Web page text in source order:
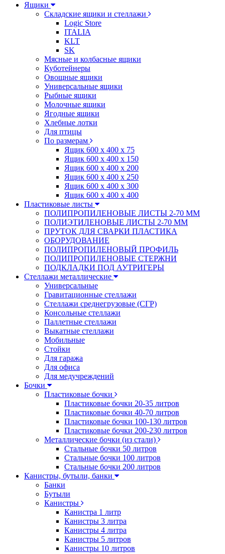
Ящики
Складские ящики и стеллажи
Logic Store
ITALIA
KLT
SK
Мясные и колбасные ящики
Куботейнеры
Овощные ящики
Универсальные ящики
Рыбные ящики
Молочные ящики
Ягодные ящики
Хлебные лотки
Для птицы
По размерам
Ящик 600 х 400 х 75
Ящик 600 х 400 х 150
Ящик 600 х 400 х 200
Ящик 600 х 400 х 250
Ящик 600 х 400 х 300
Ящик 600 х 400 х 400
Пластиковые листы
ПОЛИПРОПИЛЕНОВЫЕ ЛИСТЫ 2-70 ММ
ПОЛИЭТИЛЕНОВЫЕ ЛИСТЫ 2-70 ММ
ПРУТОК ДЛЯ СВАРКИ ПЛАСТИКА
ОБОРУДОВАНИЕ
ПОЛИПРОПИЛЕНОВЫЙ ПРОФИЛЬ
ПОЛИПРОПИЛЕНОВЫЕ СТЕРЖНИ
ПОДКЛАДКИ ПОД АУТРИГЕРЫ
Стеллажи металлические
Универсальные
Гравитационные стеллажи
Стеллажи среднегрузовые (СГР)
Консольные стеллажи
Паллетные стеллажи
Выкатные стеллажи
Мобильные
Стойки
Для гаража
Для офиса
Для медучреждений
Бочки
Пластиковые бочки
Пластиковые бочки 20-35 литров
Пластиковые бочки 40-70 литров
Пластиковые бочки 100-130 литров
Пластиковые бочки 200-230 литров
Металлические бочки (из стали)
Стальные бочки 50 литров
Стальные бочки 100 литров
Стальные бочки 200 литров
Канистры, бутыли, банки
Банки
Бутыли
Канистры
Канистра 1 литр
Канистры 3 литра
Канистры 4 литра
Канистры 5 литров
Канистры 10 литров